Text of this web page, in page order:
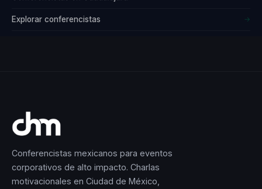
Explorar conferencistas →
Conferencistas mexicanos para eventos
corporativos de alto impacto. Charlas
motivacionales en Ciudad de México,